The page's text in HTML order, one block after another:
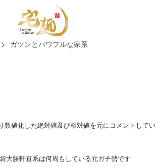
ガツンとパワフルな家系
値化した絶対値及び相対値を元にコメントして
大勝軒直系は何周もしている元ガチ勢です